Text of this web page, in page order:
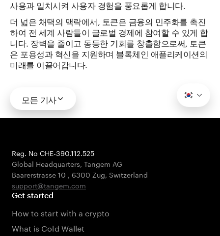
사용과 일치시켜 사용자 경험을 풍요롭게 합니다.
더 넓은 채택의 맥락에서, 토큰은 금융의 민주화를 촉진
하여 전 세계 사람들이 글로벌 경제에 참여할 수 있게 합
니다. 장벽을 줄이고 동등한 기회를 창출함으로써, 토큰
은 포용성과 혁신을 지원하며 블록체인 애플리케이션의
미래를 이끌어갑니다.
모든 기사
Reg. No CHE-390.112.525
Global Headquarters, Tangem AG
Baarerstrasse 10 , 6300 Zug, Switzerland
support@tangem.com
Get started
How to start with a crypto
What is Cold Wallet